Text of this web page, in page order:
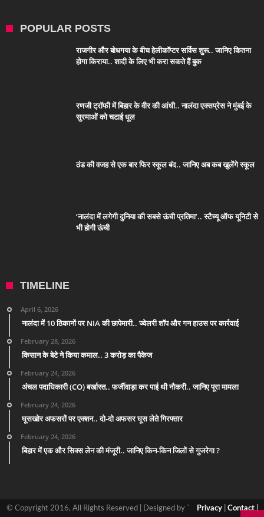
POPULAR POSTS
राजगीर और बोधगया के बीच हेलीकॉप्टर सर्विस शुरू.. जानिए कितना
होगा किराया.. शादी के लिए भी करा सकते हैं बुक
रणजी ट्रॉफी में बिहार के वीर की आंधी.. नालंदा एक्सप्रेस ने मुंबई के
सुरमाओं को चटाई धूल
ठंड की वजह से एक बार फिर स्कूल बंद.. जानिए अब कब खुलेंगे स्कूल
‘नालंदा में लगेगी दुनिया की सबसे ऊंची प्रतिमा’.. स्टैच्यू ऑफ यूनिटी से
भी होगी ऊंची
TIMELINE
April 6, 2026
नालंदा में 10 ठिकानों पर NIA की छापेमारी.. ज्वेलरी शॉप और गन हाउस पर कार्रवाई
February 28, 2026
किसान के बेटे ने किया कमाल.. 3 करोड़ का पैकेज
February 24, 2026
अंचल पदाधिकारी (CO) बर्खास्त.. फर्जीवाड़ा कर पाई थी नौकरी.. जानिए पूरा मामला
February 24, 2026
घूसखोर अफसरों पर एक्शन.. दो-दो अफसर घूस लेते गिरफ्तार
February 24, 2026
बिहार में एक और सिक्स लेन की मंजूरी.. जानिए किन-किन जिलों से गुजरेगा ?
© Copyright 2016, All Rights Reserved | Designed by ` Privacy| Contact |